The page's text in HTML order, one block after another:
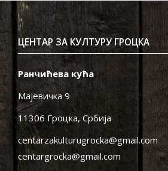
ЦЕНТАР ЗА КУЛТУРУ ГРОЦКА
Ранчићева кућа
Мајевичка 9
11306 Гроцка, Србија
centarzakulturugrocka@gmail.com
centargrocka@gmail.com